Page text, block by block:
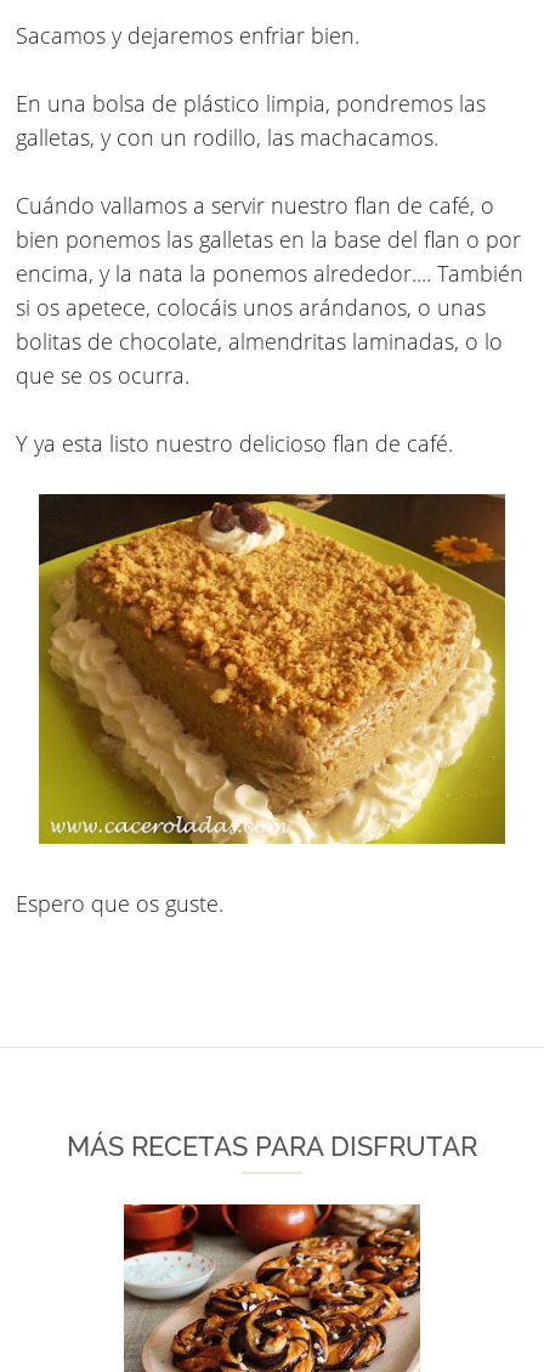
Sacamos y dejaremos enfriar bien.
En una bolsa de plástico limpia, pondremos las
galletas, y con un rodillo, las machacamos.
Cuándo vallamos a servir nuestro flan de café, o
bien ponemos las galletas en la base del flan o por
encima, y la nata la ponemos alrededor.... También
si os apetece, colocáis unos arándanos, o unas
bolitas de chocolate, almendritas laminadas, o lo
que se os ocurra.
Y ya esta listo nuestro delicioso flan de café.
Espero que os guste.
MÁS RECETAS PARA DISFRUTAR